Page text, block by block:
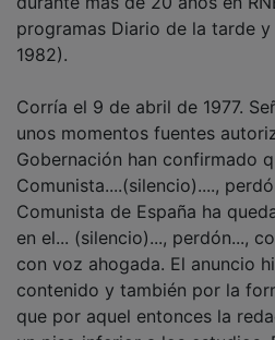
programas Diario de la tarde y
1982).
unos momentos fuentes
Gobernación han confirmado
Comunista....(silencio)....,
Comunista de España ha
en el... (silencio)..., perdón...,
con voz ahogada. El anuncio
contenido y también por la
que por aquel entonces la
un piso inferior a los estudios.